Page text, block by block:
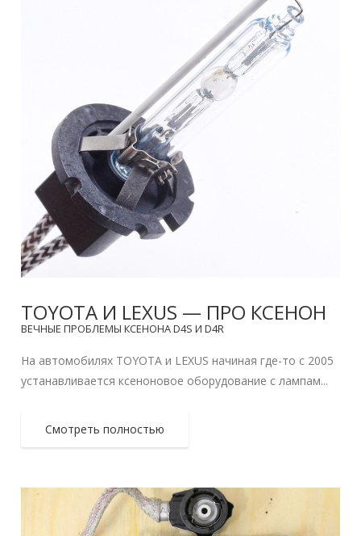
TOYOTA И LEXUS — ПРО КСЕНОН
ВЕЧНЫЕ ПРОБЛЕМЫ КСЕНОНА D4S И D4R
На автомобилях TOYOTA и LEXUS начиная где-то с 2005
устанавливается ксеноновое оборудование с лампам...
Смотреть полностью